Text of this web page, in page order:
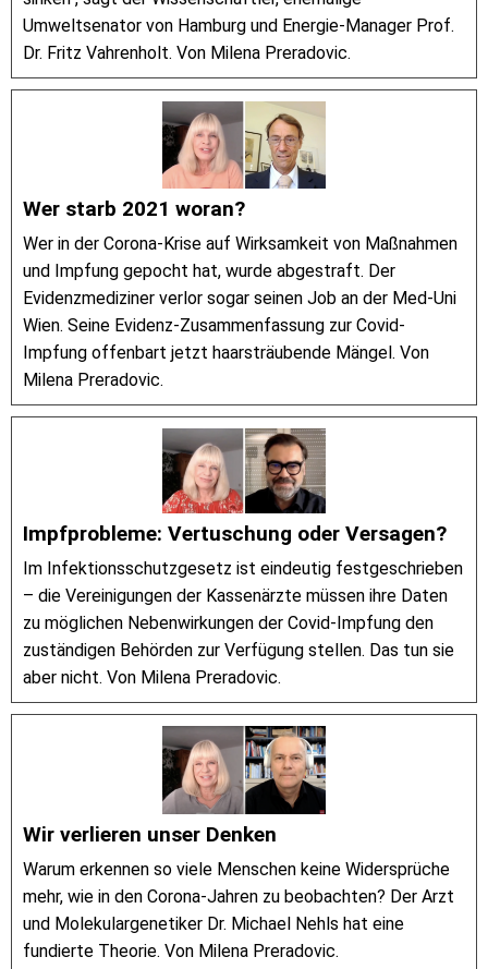
Umweltsenator von Hamburg und Energie-Manager Prof.
Dr. Fritz Vahrenholt. Von Milena Preradovic.
Wer starb 2021 woran?
Wer in der Corona-Krise auf Wirksamkeit von Maßnahmen
und Impfung gepocht hat, wurde abgestraft. Der
Evidenzmediziner verlor sogar seinen Job an der Med-Uni
Wien. Seine Evidenz-Zusammenfassung zur Covid-
Impfung offenbart jetzt haarsträubende Mängel. Von
Milena Preradovic.
Impfprobleme: Vertuschung oder Versagen?
Im Infektionsschutzgesetz ist eindeutig festgeschrieben
– die Vereinigungen der Kassenärzte müssen ihre Daten
zu möglichen Nebenwirkungen der Covid-Impfung den
zuständigen Behörden zur Verfügung stellen. Das tun sie
aber nicht. Von Milena Preradovic.
Wir verlieren unser Denken
Warum erkennen so viele Menschen keine Widersprüche
mehr, wie in den Corona-Jahren zu beobachten? Der Arzt
und Molekulargenetiker Dr. Michael Nehls hat eine
fundierte Theorie. Von Milena Preradovic.